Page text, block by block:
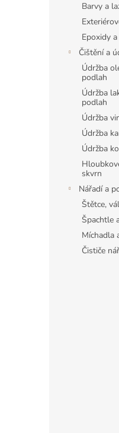
Barvy a
Epoxidy
Čištění a
Údržba
podlah
Údržba
podlah
Údržba
Údržba
Údržba
skvrn
Nářadí a
Štětce,
Špachtle
Míchadla
Čističe